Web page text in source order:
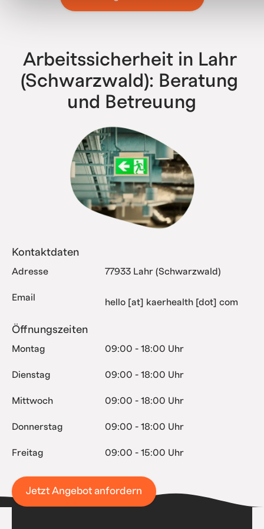
bis zu Konzernen mit über 500 Niederlassungen – wir
Arbeitssicherheit in Lahr
(Schwarzwald): Beratung
und Betreuung
Kontaktdaten
Adresse 77933 Lahr (Schwarzwald)
Email hello [at] kaerhealth [dot] com
Öffnungszeiten
Montag 09:00 - 18:00 Uhr
Dienstag 09:00 - 18:00 Uhr
Mittwoch 09:00 - 18:00 Uhr
Donnerstag 09:00 - 18:00 Uhr
Freitag 09:00 - 15:00 Uhr
Jetzt Angebot anfordern